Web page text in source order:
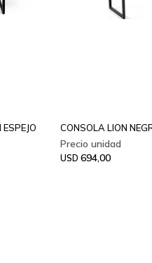
CONSOLA LION
USD 694,00